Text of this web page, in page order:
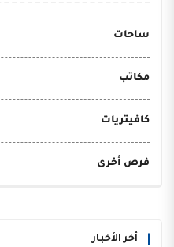
ساحات
مكاتب
كافيتريات
فرص أخرى
أخر الأخبار